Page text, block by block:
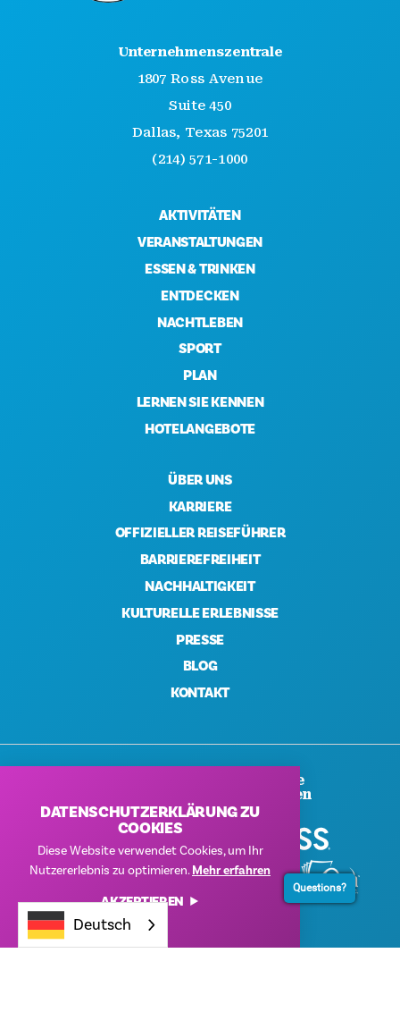
Unternehmenszentrale
1807 Ross Avenue
Suite 450
Dallas, Texas 75201
(214) 571-1000
AKTIVITÄTEN
VERANSTALTUNGEN
ESSEN & TRINKEN
ENTDECKEN
NACHTLEBEN
SPORT
PLAN
LERNEN SIE KENNEN
HOTELANGEBOTE
ÜBER UNS
KARRIERE
OFFIZIELLER REISEFÜHRER
BARRIEREFREIHEIT
NACHHALTIGKEIT
KULTURELLE ERLEBNISSE
PRESSE
BLOG
KONTAKT
Vielen Dank An Unsere
Unternehmenssponsoren
DATENSCHUTZERKLÄRUNG ZU
COOKIES
Diese Website verwendet Cookies, um Ihr
Nutzererlebnis zu optimieren.Mehr erfahren
AKZEPTIEREN
Deutsch
Questions?